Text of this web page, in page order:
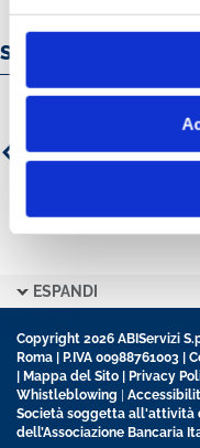
Servizi e prodotti
ESPANDI
Copyright 2026 ABIServizi
Roma | P.IVA 00988761003 |
Mappa del Sito Privacy
Whistleblowing
Società soggetta all'attività
dell’Associazione Bancaria